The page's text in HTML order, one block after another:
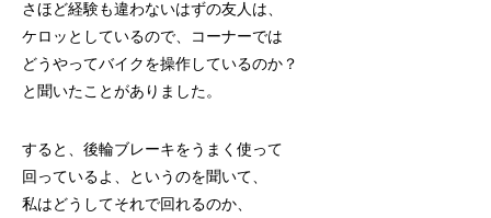
さほど経験も違わないはずの友人は、
ケロッとしているので、コーナーでは
どうやってバイクを操作しているのか？
と聞いたことがありました。
すると、後輪ブレーキをうまく使って
回っているよ、というのを聞いて、
私はどうしてそれで回れるのか、